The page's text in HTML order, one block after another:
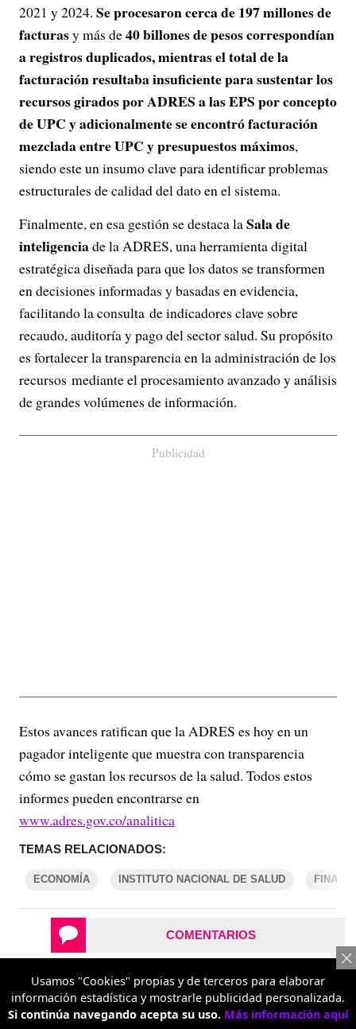
2021 y 2024. Se procesaron cerca de 197 millones de
facturasy más de40 billones de pesos correspondían
a registros duplicados, mientras el total de la
facturación resultaba insuficiente para sustentar los
recursos girados por ADRES a las EPS por concepto
de UPC y adicionalmente se encontró facturación
mezclada entre UPC y presupuestos máximos,
siendo este un insumo clave para identificar problemas
estructurales de calidad del dato en el sistema.
Finalmente, en esa gestión se destaca laSala de
inteligenciade la ADRES, una herramienta digital
estratégica diseñada para que los datos se transformen
en decisiones informadas y basadas en evidencia,
facilitando la consulta de indicadores clave sobre
recaudo, auditoría y pago del sector salud. Su propósito
es fortalecer la transparencia en la administración de los
recursos mediante el procesamiento avanzado y análisis
de grandes volúmenes de información.
Publicidad
Estos avances ratifican que la ADRES es hoy en un
pagador inteligente que muestra con transparencia
cómo se gastan los recursos de la salud. Todos estos
informes pueden encontrarse en
www.adres.gov.co/analitica
TEMAS RELACIONADOS:
ECONOMÍA INSTITUTO NACIONAL DE SALUD
COMENTARIOS
REPORTAR UN ERROR
Usamos "Cookies" propias y de terceros para elaborar
información estadística y mostrarle publicidad personalizada.
Si continúa navegando acepta su uso. Más información aquí